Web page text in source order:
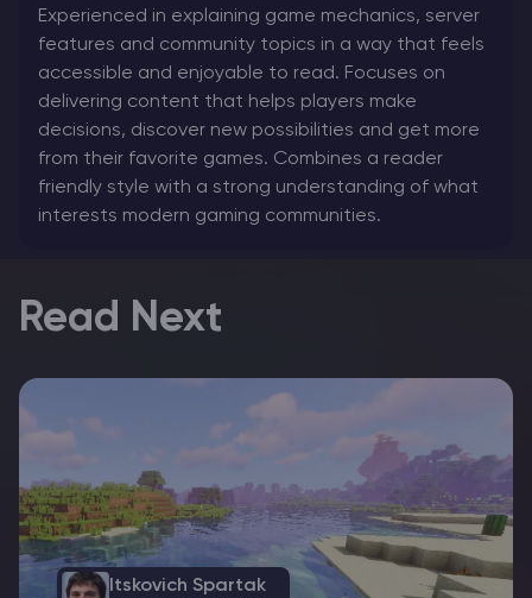
Experienced in explaining game mechanics, server
features and community topics in a way that feels
accessible and enjoyable to read. Focuses on
delivering content that helps players make
decisions, discover new possibilities and get more
from their favorite games. Combines a reader
friendly style with a strong understanding of what
interests modern gaming communities.
Read Next
Itskovich Spartak